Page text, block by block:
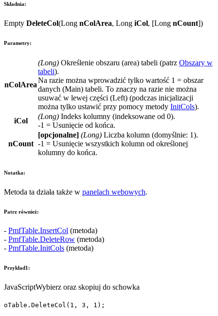
Składnia:
Empty DeleteCol(Long nColArea, Long iCol, [Long nCount])
Parametry:
nColArea
(Long) Określenie obszaru (area) tabeli (patrz Obszary w
tabeli).
Na razie można wprowadzić tylko wartość 1 = obszar
danych (Main) tabeli. To znaczy na razie nie można
usuwać w lewej części (Left) (podczas inicjalizacji
można tylko ustawić przy pomocy metody InitCols).
iCol
(Long) Indeks kolumny (indeksowane od 0).
-1 = Usunięcie od końca.
nCount
[opcjonalne] (Long) Liczba kolumn (domyślnie: 1).
-1 = Usunięcie wszystkich kolumn od określonej
kolumny do końca.
Notatka:
Metoda ta działa także w panelach webowych.
Patrz również:
- PmfTable.InsertCol (metoda)
- PmfTable.DeleteRow (metoda)
- PmfTable.InitCols (metoda)
Przykład1:
JavaScriptWybierz oraz skopiuj do schowka
oTable . DeleteCol ( 1 , 3 , 1 );